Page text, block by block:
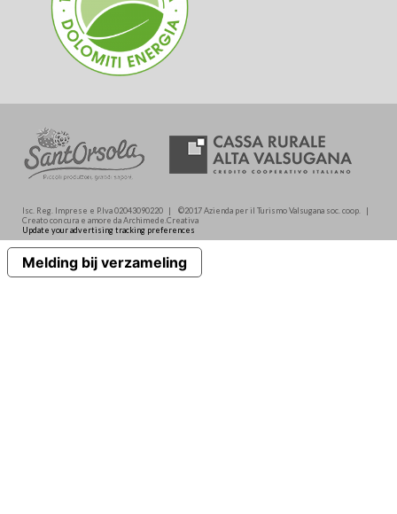
Isc. Reg. Imprese e P.Iva 02043090220 | ©2017 Azienda per il Turismo Valsugana soc. coop. |
Creato con cura e amore da Archimede.Creativa
Update your advertising tracking preferences
Melding bij verzameling